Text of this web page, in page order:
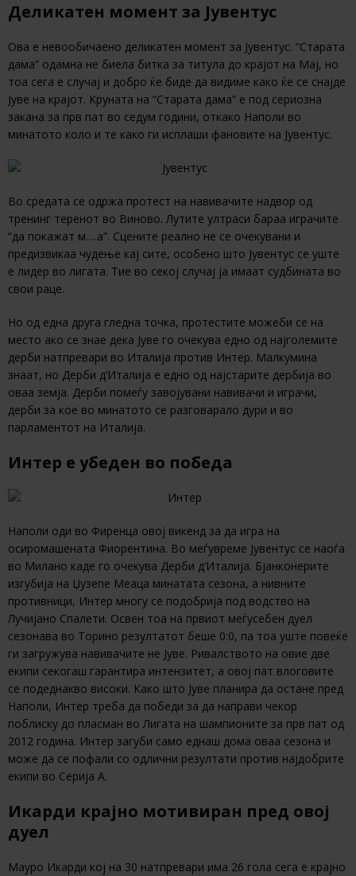
Деликатен момент за Јувентус
Ова е невообичаено деликатен момент за Јувентус. “Старата
дама” одамна не биела битка за титула до крајот на Мај, но
тоа сега е случај и добро ќе биде да видиме како ќе се снајде
Јуве на крајот. Круната на “Старата дама” е под сериозна
закана за прв пат во седум години, откако Наполи во
минатото коло и те како ги исплаши фановите на Јувентус.
Во средата се одржа протест на навивачите надвор од
тренинг теренот во Виново. Лутите ултраси бараа играчите
“да покажат м….а”. Сцените реално не се очекувани и
предизвикаа чудење кај сите, особено што Јувентус се уште
е лидер во лигата. Тие во секој случај ја имаат судбината во
свои раце.
Но од една друга гледна точка, протестите можеби се на
место ако се знае дека Јуве го очекува едно од најголемите
дерби натпревари во Италија против Интер. Малкумина
знаат, но Дерби д’Италија е едно од најстарите дербија во
оваа земја. Дерби помеѓу завојувани навивачи и играчи,
дерби за кое во минатото се разговарало дури и во
парламентот на Италија.
Интер е убеден во победа
Наполи оди во Фиренца овој викенд за да игра на
осиромашената Фиорентина. Во меѓувреме Јувентус се наоѓа
во Милано каде го очекува Дерби д’Италија. Бјанконерите
изгубија на Џузепе Меаца минатата сезона, а нивните
противници, Интер многу се подобрија под водство на
Лучијано Спалети. Освен тоа на првиот меѓусебен дуел
сезонава во Торино резултатот беше 0:0, па тоа уште повеќе
ги загружува навивачите не Јуве. Ривалството на овие две
екипи секогаш гарантира интензитет, а овој пат влоговите
се подеднакво високи. Како што Јуве планира да остане пред
Наполи, Интер треба да победи за да направи чекор
поблиску до пласман во Лигата на шампионите за прв пат од
2012 година. Интер загуби само еднаш дома оваа сезона и
може да се пофали со одлични резултати против најдобрите
екипи во Серија А.
Икарди крајно мотивиран пред овој
дуел
Мауро Икарди кој на 30 натпревари има 26 гола сега е крајно